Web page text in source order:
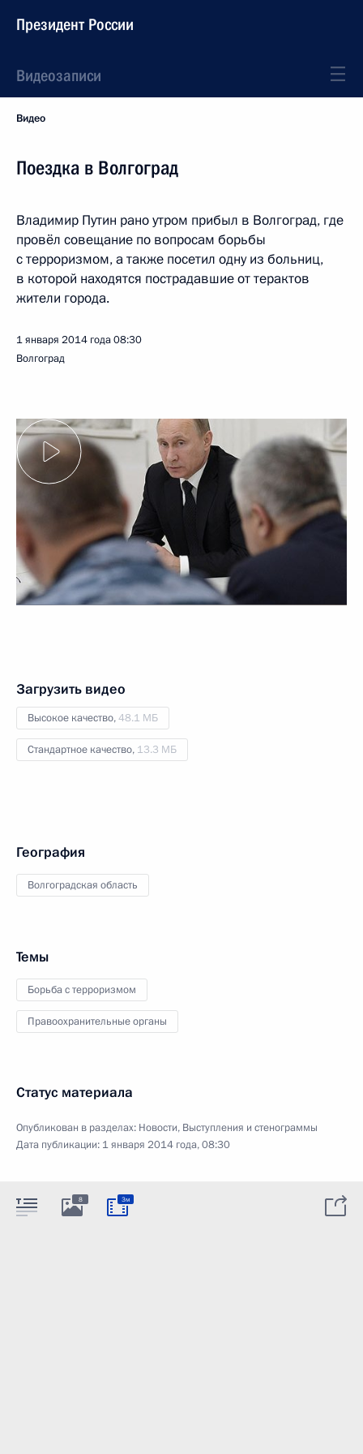
Президент России
Видеозаписи
Видео
Поездка в Волгоград
Владимир Путин рано утром прибыл в Волгоград, где
провёл совещание по вопросам борьбы
с терроризмом, а также посетил одну из больниц,
в которой находятся пострадавшие от терактов
жители города.
1 января 2014 года08:30
Волгоград
Загрузить видео
Высокое качество,48.1 МБ
Стандартное качество, 13.3 МБ
География
Волгоградская область
Темы
Борьба с терроризмом
Правоохранительные органы
Статус материала
Опубликован в разделах: Новости, Выступления и стенограммы
Дата публикации: 1 января 2014 года, 08:30
8 3м